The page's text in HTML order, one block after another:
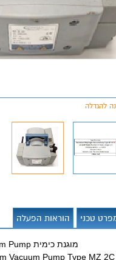
להגדלה
טכני הוראות הפעלה
משאבת ואקום Vacuum Pump מוגנת כימית
Vacuum Pump Type MZ